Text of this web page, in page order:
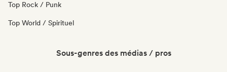
Top Rock / Punk
Top World / Spirituel
Sous-genres des médias / pros